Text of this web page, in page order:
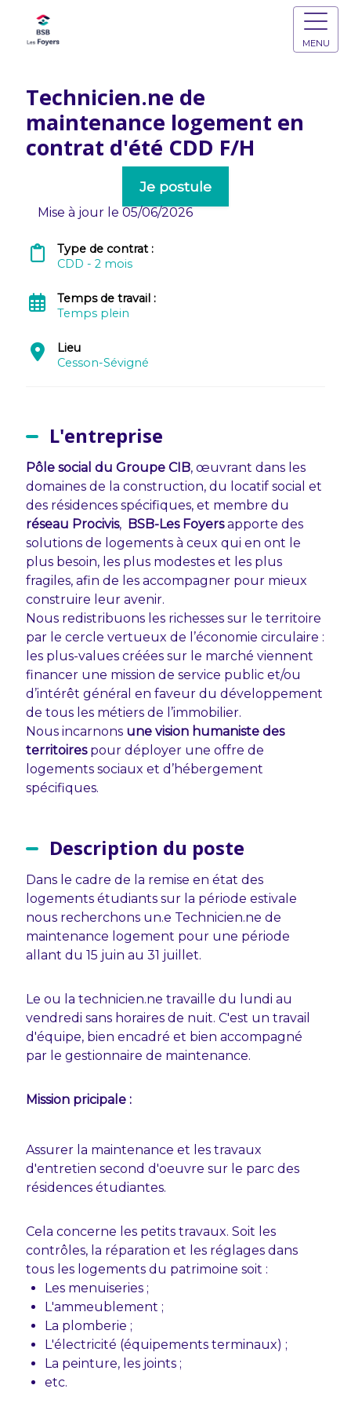
MENU
Technicien.ne de
maintenance logement en
contrat d'été CDD F/H
Je postule
Mise à jour le 05/06/2026
Type de contrat :
CDD - 2 mois
Temps de travail :
Temps plein
Lieu
Cesson-Sévigné
L'entreprise
Pôle social du Groupe CIB, œuvrant dans les
domaines de la construction, du locatif social et
des résidences spécifiques, et membre du
réseau Procivis, BSB-Les Foyersapporte des
solutions de logements à ceux qui en ont le
plus besoin, les plus modestes et les plus
fragiles, afin de les accompagner pour mieux
construire leur avenir.
Nous redistribuons les richesses sur le territoire
par le cercle vertueux de l’économie circulaire :
les plus-values créées sur le marché viennent
financer une mission de service public et/ou
d’intérêt général en faveur du développement
de tous les métiers de l’immobilier.
Nous incarnons une vision humaniste des
territoirespour déployer une offre de
logements sociaux et d’hébergement
spécifiques.
Description du poste
Dans le cadre de la remise en état des
logements étudiants sur la période estivale
nous recherchons un.e Technicien.ne de
maintenance logement pour une période
allant du 15 juin au 31 juillet.
Le ou la technicien.ne travaille du lundi au
vendredi sans horaires de nuit. C'est un travail
d'équipe, bien encadré et bien accompagné
par le gestionnaire de maintenance.
Mission pricipale :
Assurer la maintenance et les travaux
d'entretien second d'oeuvre sur le parc des
résidences étudiantes.
Cela concerne les petits travaux. Soit les
contrôles, la réparation et les réglages dans
tous les logements du patrimoine soit :
Les menuiseries ;
L'ammeublement ;
La plomberie ;
L'électricité (équipements terminaux) ;
La peinture, les joints ;
etc.